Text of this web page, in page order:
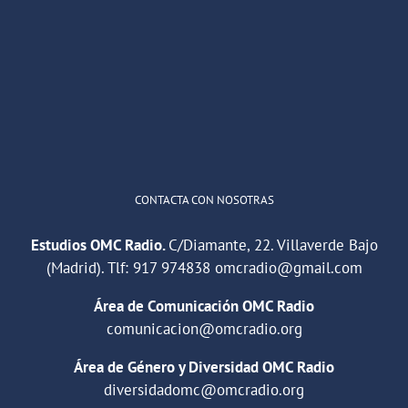
CONTACTA CON NOSOTRAS
Estudios OMC Radio.C/Diamante, 22. Villaverde Bajo
(Madrid). Tlf: 917 974838 omcradio@gmail.com
Área de Comunicación OMC Radio
comunicacion@omcradio.org
Área de Género y Diversidad OMC Radio
diversidadomc@omcradio.org